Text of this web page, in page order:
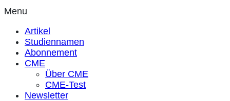
Menu
Artikel
Studiennamen
Abonnement
CME
Über CME
CME-Test
Newsletter